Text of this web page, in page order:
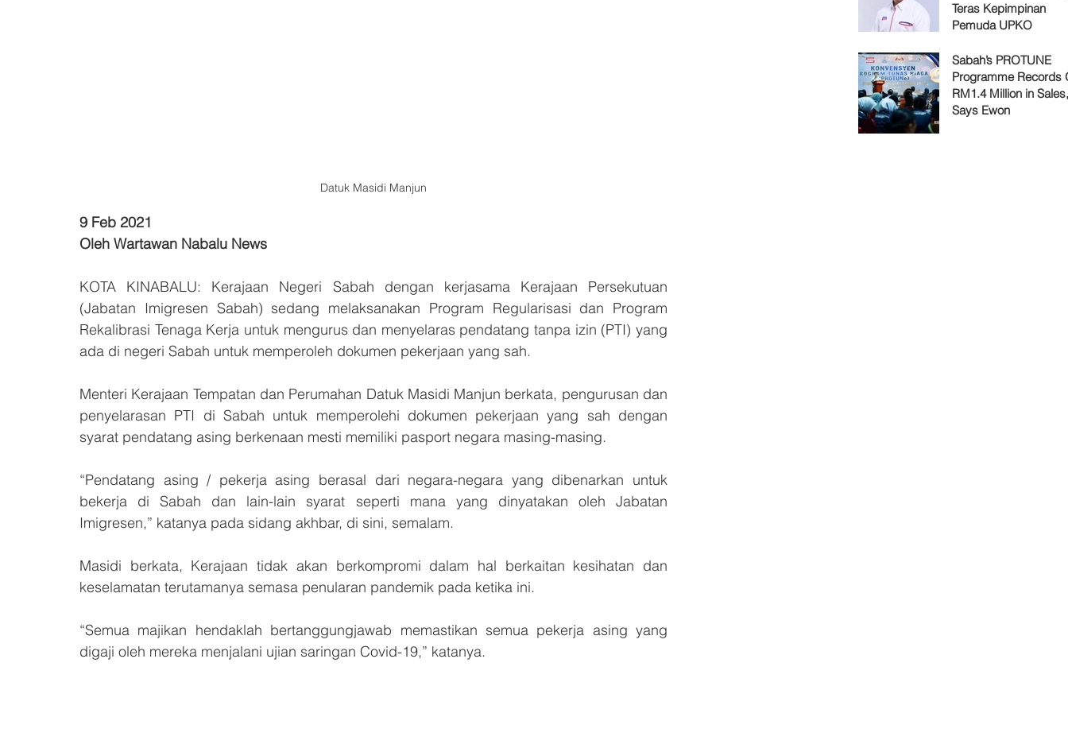
Datuk Masidi Manjun
9 Feb 2021
Oleh Wartawan Nabalu News
KOTA KINABALU: Kerajaan Negeri Sabah dengan kerjasama Kerajaan Persekutuan
(Jabatan Imigresen Sabah) sedang melaksanakan Program Regularisasi dan Program
Rekalibrasi Tenaga Kerja untuk mengurus dan menyelaras pendatang tanpa izin (PTI) yang
ada di negeri Sabah untuk memperoleh dokumen pekerjaan yang sah.
Menteri Kerajaan Tempatan dan Perumahan Datuk Masidi Manjun berkata, pengurusan dan
penyelarasan PTI di Sabah untuk memperolehi dokumen pekerjaan yang sah dengan
syarat pendatang asing berkenaan mesti memiliki pasport negara masing-masing.
“Pendatang asing / pekerja asing berasal dari negara-negara yang dibenarkan untuk
bekerja di Sabah dan lain-lain syarat seperti mana yang dinyatakan oleh Jabatan
Imigresen,” katanya pada sidang akhbar, di sini, semalam.
Masidi berkata, Kerajaan tidak akan berkompromi dalam hal berkaitan kesihatan dan
keselamatan terutamanya semasa penularan pandemik pada ketika ini.
“Semua majikan hendaklah bertanggungjawab memastikan semua pekerja asing yang
digaji oleh mereka menjalani ujian saringan Covid-19,” katanya.
Teras Kepimpinan
Pemuda UPKO
Sabah’s PROTUNE
Programme Records
RM1.4 Million in Sales,
Says Ewon